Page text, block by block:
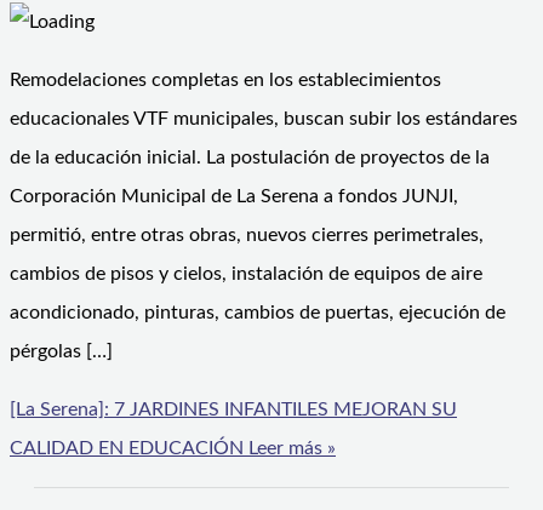
Remodelaciones completas en los establecimientos
educacionales VTF municipales, buscan subir los estándares
de la educación inicial. La postulación de proyectos de la
Corporación Municipal de La Serena a fondos JUNJI,
permitió, entre otras obras, nuevos cierres perimetrales,
cambios de pisos y cielos, instalación de equipos de aire
acondicionado, pinturas, cambios de puertas, ejecución de
pérgolas […]
[La Serena]: 7 JARDINES INFANTILES MEJORAN SU
CALIDAD EN EDUCACIÓN Leer más »